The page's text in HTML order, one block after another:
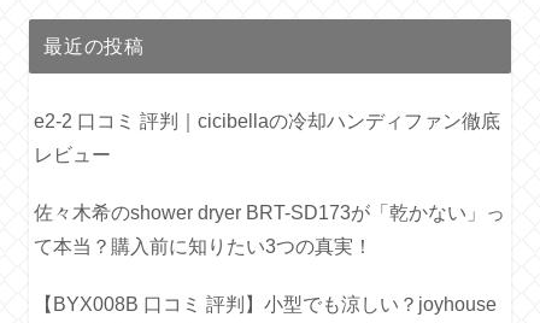
最近の投稿
e2-2 口コミ 評判｜cicibellaの冷却ハンディファン徹底
レビュー
佐々木希のshower dryer BRT-SD173が「乾かない」っ
て本当？購入前に知りたい3つの真実！
【BYX008B 口コミ 評判】小型でも涼しい？joyhouse